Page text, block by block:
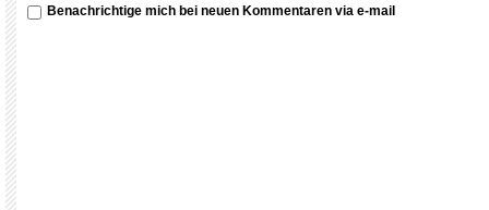
Benachrichtige mich bei neuen Kommentaren via e-mail